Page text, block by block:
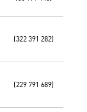
(322 391 282)
(229 791 689)